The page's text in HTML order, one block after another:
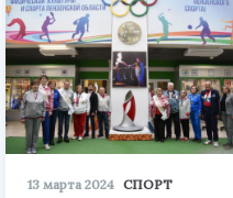
13 марта 2024 СПОРТ